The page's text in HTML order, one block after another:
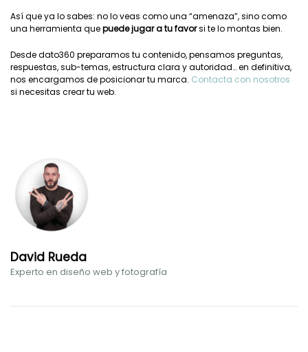
David Rueda
Experto en diseño web y fotografía
Así que ya lo sabes: no lo veas como una “amenaza”, sino como
una herramienta quepuede jugar a tu favorsi te lo montas bien.
Desde dato360 preparamos tu contenido, pensamos preguntas,
respuestas, sub-temas, estructura clara y autoridad… en definitiva,
nos encargamos de posicionar tu marca. Contacta con nosotros
si necesitas crear tu web.